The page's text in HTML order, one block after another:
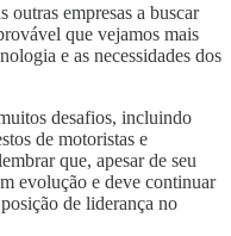
outras empresas a buscar
que vejamos mais
e as necessidades dos
desafios, incluindo
de motoristas e
que, apesar de seu
evolução e deve continuar
de liderança no